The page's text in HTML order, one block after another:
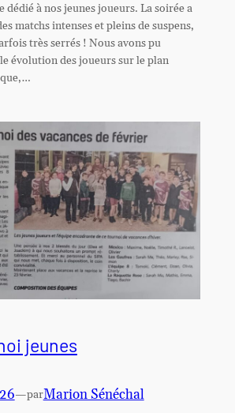
dédié à nos jeunes joueurs. La soirée a
matchs intenses et pleins de suspens,
très serrés ! Nous avons pu
évolution des joueurs sur le plan
jeunes
—parMarion Sénéchal